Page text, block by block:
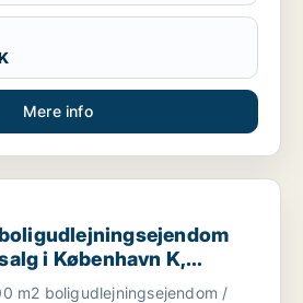
Mere info
eller garage til salg i
i København K,
m.fl.
m2 boligudlejningsejendom /